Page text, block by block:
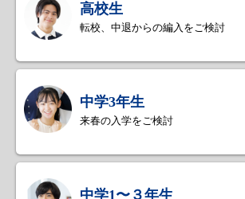
高校生
転校、中退からの編入をご検討
中学3年生
来春の入学をご検討
中学1〜３年生